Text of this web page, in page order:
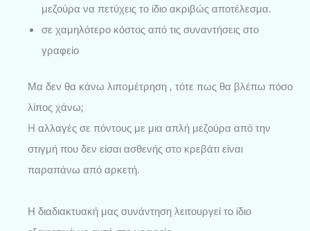
μεζούρα να πετύχεις το ίδιο ακριβώς αποτέλεσμα.
σε χαμηλότερο κόστος από τις συναντήσεις στο
γραφείο
Μα δεν θα κάνω λιπoμέτρηση , τότε πως θα βλέπω πόσο
λίπος χάνω;
H αλλαγές σε πόντους με μια απλή μεζούρα από την
στιγμή που δεν είσαι ασθενής στο κρεβάτι είναι
παραπάνω από αρκετή.
Η διαδιακτυακή μας συνάντηση λειτουργεί το ίδιο